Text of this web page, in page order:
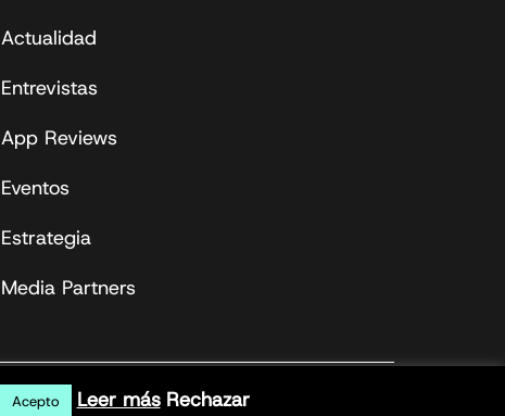
Actualidad
Entrevistas
App Reviews
Eventos
Estrategia
Media Partners
Acepto Leer más Rechazar